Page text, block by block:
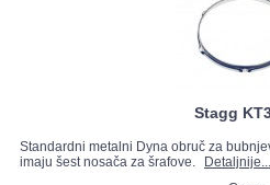
Stagg
Standardni metalni Dyna obruč za
imaju šest nosača za šrafove.
Detaljnije...